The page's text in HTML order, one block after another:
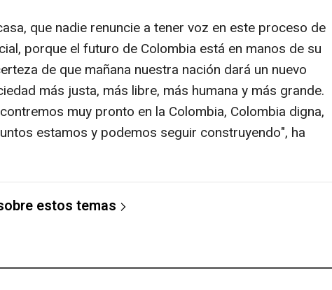
que nadie renuncie a tener voz en este proceso de
porque el futuro de Colombia está en manos de su
de que mañana nuestra nación dará un nuevo
más justa, más libre, más humana y más grande.
muy pronto en la Colombia, Colombia digna,
estamos y podemos seguir construyendo", ha
estos temas